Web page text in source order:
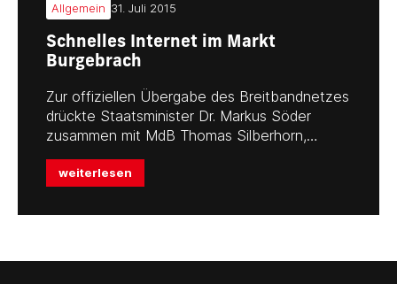
Allgemein 31. Juli 2015
Schnelles Internet im Markt
Burgebrach
Zur offiziellen Übergabe des Breitbandnetzes
drückte Staatsminister Dr. Markus Söder
zusammen mit MdB Thomas Silberhorn,…
weiterlesen